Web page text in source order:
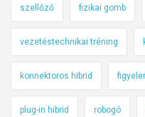
szellőző fizikai gomb
vezetéstechnikai tréning
konnektoros hibrid
plug-in hibrid robogó